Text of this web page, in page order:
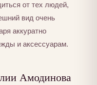
от тех людей,
вид очень
аккуратно
и аксессуарам.
Амодинова